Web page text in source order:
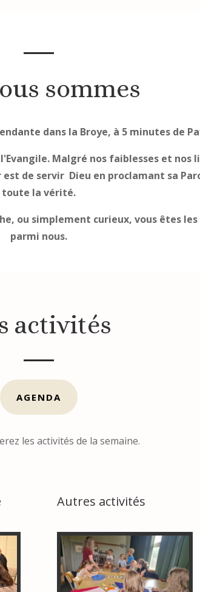
sommes
dans la Broye, à 5 minutes de
Malgré nos faiblesses et nos
de servir Dieu en proclamant sa
toute la vérité.
ou simplement curieux, vous êtes
parmi nous.
activités
AGENDA
les activités de la semaine.
Autres activités